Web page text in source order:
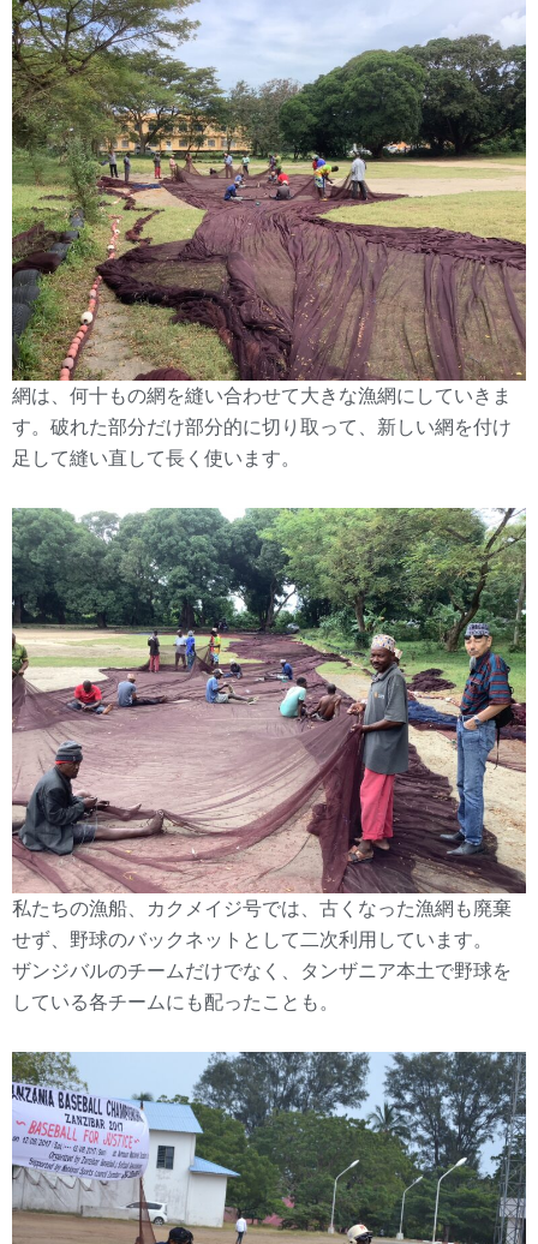
網は、何十もの網を縫い合わせて大きな漁網にしていきま
す。破れた部分だけ部分的に切り取って、新しい網を付け
足して縫い直して長く使います。
私たちの漁船、カクメイジ号では、古くなった漁網も廃棄
せず、野球のバックネットとして二次利用しています。
ザンジバルのチームだけでなく、タンザニア本土で野球を
している各チームにも配ったことも。